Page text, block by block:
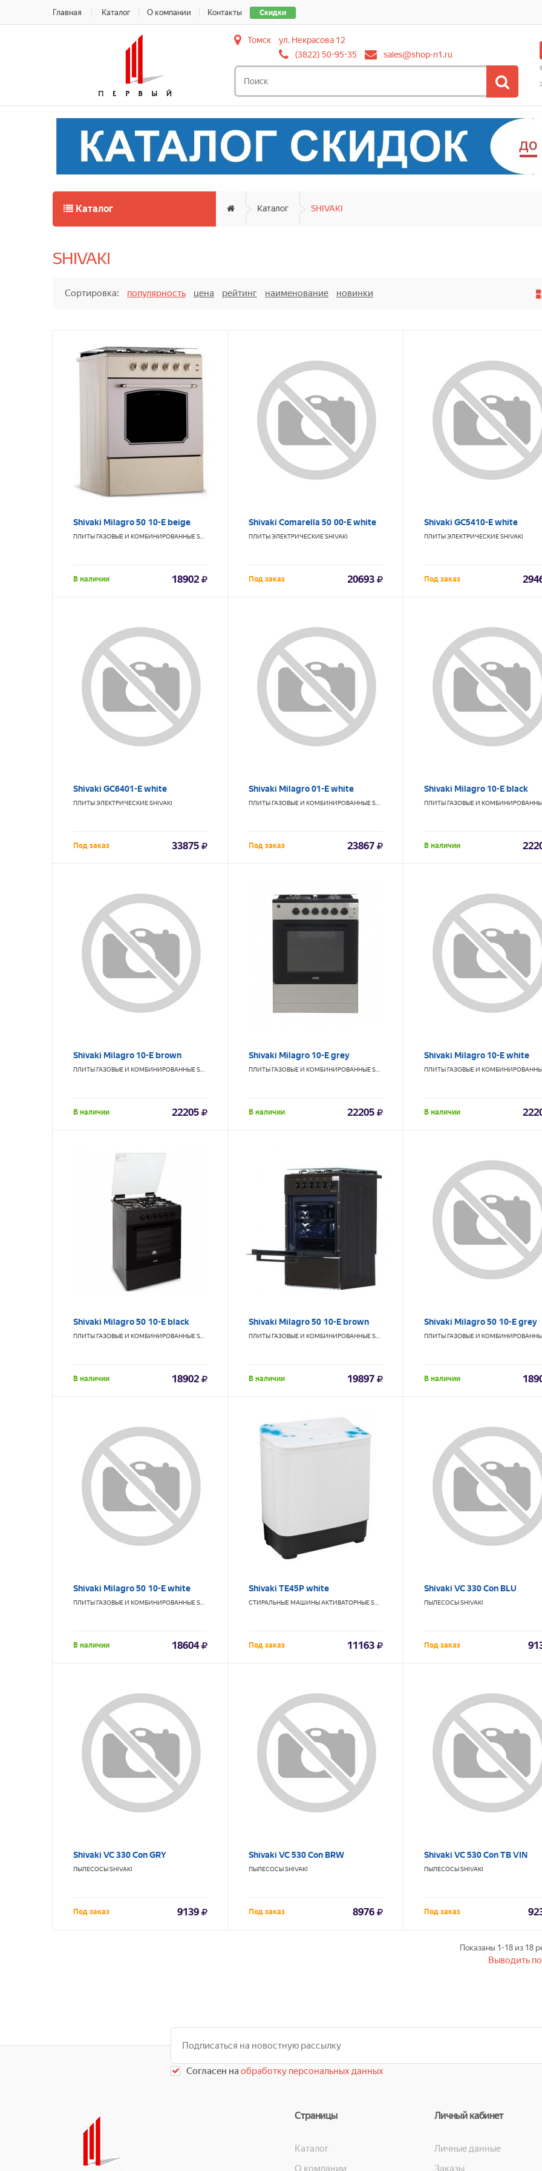
Скидки
Главная Каталог О компании Контакты
Томск
ул. Некрасова 12
(3822) 50-95-35
sales@shop-n1.ru
Каталог Каталог SHIVAKI
SHIVAKI
Сортировка: популярность цена рейтинг наименование новинки
Shivaki Milagro 50 10-E beige
ПЛИТЫ ГАЗОВЫЕ И КОМБИНИРОВАННЫЕSHIVAKI
В наличии 18902
Shivaki Comarella 50 00-E white
ПЛИТЫ ЭЛЕКТРИЧЕСКИЕSHIVAKI
Под заказ 20693
Shivaki GC5410-E white
ПЛИТЫ ЭЛЕКТРИЧЕСКИЕSHIVAKI
Под заказ
Shivaki GC6401-E white
ПЛИТЫ ЭЛЕКТРИЧЕСКИЕSHIVAKI
Под заказ 33875
Shivaki Milagro 01-E white
ПЛИТЫ ГАЗОВЫЕ И КОМБИНИРОВАННЫЕSHIVAKI
Под заказ 23867
Shivaki Milagro 10-E black
ПЛИТЫ ГАЗОВЫЕ И
В наличии
Shivaki Milagro 10-E brown
ПЛИТЫ ГАЗОВЫЕ И КОМБИНИРОВАННЫЕSHIVAKI
В наличии 22205
Shivaki Milagro 10-E grey
ПЛИТЫ ГАЗОВЫЕ И КОМБИНИРОВАННЫЕSHIVAKI
В наличии 22205
Shivaki Milagro 10-E white
ПЛИТЫ ГАЗОВЫЕ И
В наличии
Shivaki Milagro 50 10-E black
ПЛИТЫ ГАЗОВЫЕ И КОМБИНИРОВАННЫЕSHIVAKI
В наличии 18902
Shivaki Milagro 50 10-E brown
ПЛИТЫ ГАЗОВЫЕ И КОМБИНИРОВАННЫЕSHIVAKI
В наличии 19897
Shivaki Milagro 50 10-E grey
ПЛИТЫ ГАЗОВЫЕ И
В наличии
Shivaki Milagro 50 10-E white
ПЛИТЫ ГАЗОВЫЕ И КОМБИНИРОВАННЫЕSHIVAKI
В наличии 18604
Shivaki TE45P white
СТИРАЛЬНЫЕ МАШИНЫ АКТИВАТОРНЫЕSHIVAKI
Под заказ 11163
Shivaki VC 330 Con BLU
ПЫЛЕСОСЫSHIVAKI
Под заказ
Shivaki VC 330 Con GRY
ПЫЛЕСОСЫSHIVAKI
Под заказ 9139
Shivaki VC 530 Con BRW
ПЫЛЕСОСЫSHIVAKI
Под заказ 8976
Shivaki VC 530 Con TB VIN
ПЫЛЕСОСЫSHIVAKI
Под заказ
Показаны 1-18 из 18
Выводить
Согласен наобработку персональных данных
Страницы
Каталог
О компании
Личный кабинет
Личные данные
Заказы